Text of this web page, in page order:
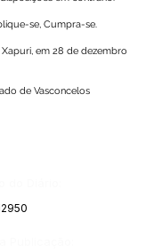
se, Cumpra-se.
em 28 de dezembro
de Vasconcelos